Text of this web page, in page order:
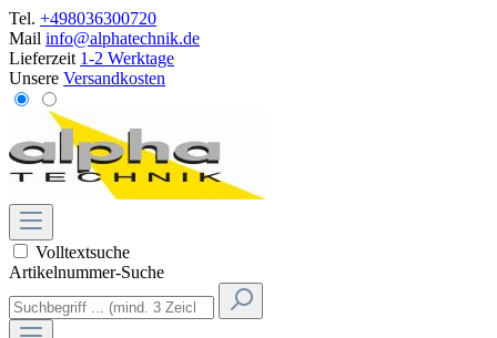
Tel. +498036300720
Mail info@alphatechnik.de
Lieferzeit 1-2 Werktage
Unsere Versandkosten
Volltextsuche
Artikelnummer-Suche